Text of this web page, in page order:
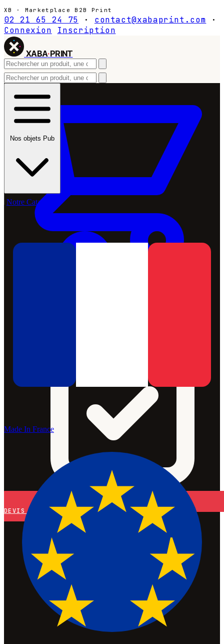
XB · Marketplace B2B Print
02 21 65 24 75 · contact@xabaprint.com
·
Connexion
Inscription
XABA·PRINT
DEVIS
Nos objets Pub
Notre Catalogue
Made In France